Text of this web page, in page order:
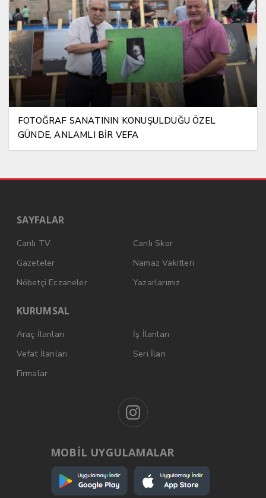
FOTOĞRAF SANATININ KONUŞULDUĞU ÖZEL
GÜNDE, ANLAMLI BİR VEFA
SAYFALAR
Canlı TV
Canlı Skor
Gazeteler
Namaz Vakitleri
Nöbetçi Eczaneler
Yazarlarımız
KURUMSAL
Araç İlanları
İş İlanları
Vefat İlanları
Seri İlan
Firmalar
MOBİL UYGULAMALAR